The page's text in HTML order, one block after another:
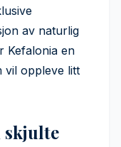
av naturlig
Kefalonia en
vil oppleve litt
skjulte